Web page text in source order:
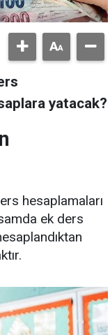
yatacak?
hesaplamaları
ek ders